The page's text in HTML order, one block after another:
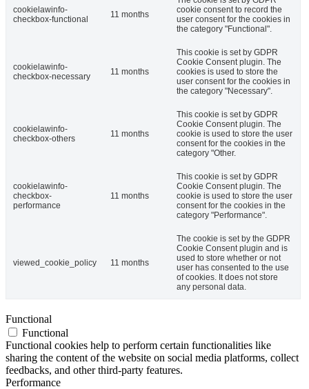
cookielawinfo-
checkbox-functional
11 months
cookie consent to record the
user consent for the cookies in
the category "Functional".
cookielawinfo-
checkbox-necessary
11 months
This cookie is set by GDPR
Cookie Consent plugin. The
cookies is used to store the
user consent for the cookies in
the category "Necessary".
cookielawinfo-
checkbox-others
11 months
This cookie is set by GDPR
Cookie Consent plugin. The
cookie is used to store the user
consent for the cookies in the
category "Other.
cookielawinfo-
checkbox-
performance
11 months
This cookie is set by GDPR
Cookie Consent plugin. The
cookie is used to store the user
consent for the cookies in the
category "Performance".
viewed_cookie_policy 11 months
The cookie is set by the GDPR
Cookie Consent plugin and is
used to store whether or not
user has consented to the use
of cookies. It does not store
any personal data.
Functional
Functional
Functional cookies help to perform certain functionalities like
sharing the content of the website on social media platforms, collect
feedbacks, and other third-party features.
Performance